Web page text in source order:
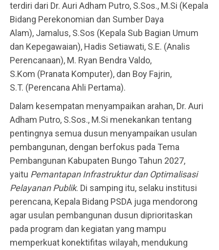
terdiri dari Dr. Auri Adham Putro, S.Sos., M.Si (Kepala
Bidang Perekonomian dan Sumber Daya
Alam), Jamalus, S.Sos (Kepala Sub Bagian Umum
dan Kepegawaian), Hadis Setiawati, S.E. (Analis
Perencanaan), M. Ryan Bendra Valdo,
S.Kom (Pranata Komputer), dan Boy Fajrin,
S.T. (Perencana Ahli Pertama).
Dalam kesempatan menyampaikan arahan, Dr. Auri
Adham Putro, S.Sos., M.Si menekankan tentang
pentingnya semua dusun menyampaikan usulan
pembangunan, dengan berfokus pada Tema
Pembangunan Kabupaten Bungo Tahun 2027,
yaitu Pemantapan Infrastruktur dan Optimalisasi
Pelayanan Publik. Di samping itu, selaku institusi
perencana, Kepala Bidang PSDA juga mendorong
agar usulan pembangunan dusun diprioritaskan
pada program dan kegiatan yang mampu
memperkuat konektifitas wilayah, mendukung